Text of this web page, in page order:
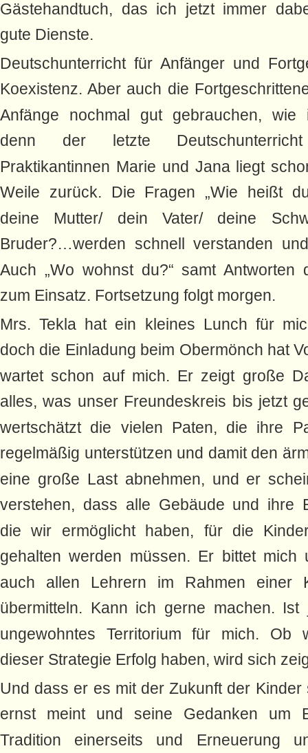
Gästehandtuch, das ich jetzt immer
gute Dienste.
Deutschunterricht für Anfänger und
Koexistenz. Aber auch die
Anfänge nochmal gut gebrauchen, wie
denn der letzte
Praktikantinnen Marie und Jana liegt
Weile zurück. Die Fragen „Wie heißt
deine Mutter/ dein Vater/ deine
Bruder?…werden schnell verstanden
Auch „Wo wohnst du?“ samt Antworten
zum Einsatz. Fortsetzung folgt morgen.
Mrs. Tekla hat ein kleines Lunch für
doch die Einladung beim Obermönch hat
wartet schon auf mich. Er zeigt große
alles, was unser Freundeskreis bis jetzt
wertschätzt die vielen Paten, die ihre
regelmäßig unterstützen und damit den
eine große Last abnehmen, und er
verstehen, dass alle Gebäude und ihre
die wir ermöglicht haben, für die
gehalten werden müssen. Er bittet mich
auch allen Lehrern im Rahmen einer
übermitteln. Kann ich gerne machen.
ungewohntes Territorium für mich. Ob
dieser Strategie Erfolg haben, wird sich
Und dass er es mit der Zukunft der Kinder
ernst meint und seine Gedanken um
Tradition einerseits und Erneuerung